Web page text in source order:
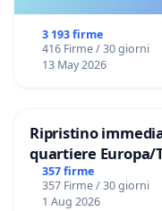
3 193 firme
416 Firme / 30 giorni
13 May 2026
Ripristino
quartiere Europa/
357 firme
357 Firme / 30 giorni
1 Aug 2026